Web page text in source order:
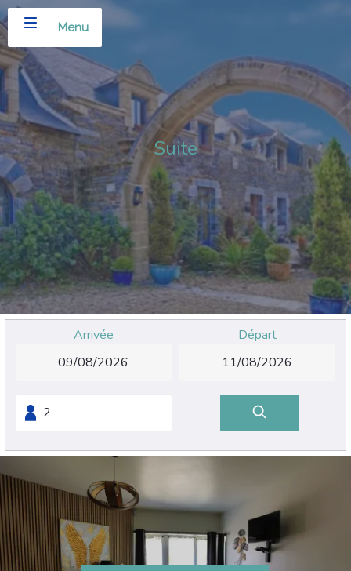
Menu
Suite
Arrivée Départ